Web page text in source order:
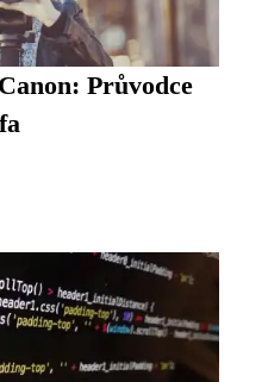
Průvodce